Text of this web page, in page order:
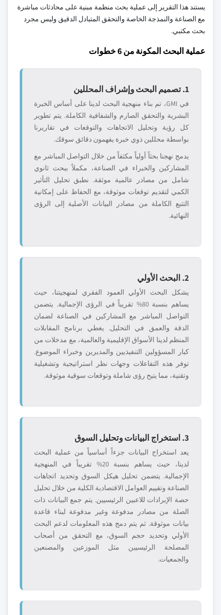
يستند هذا التقرير إلى عملية بحث منظمة مبنية على محادثات مباشرة
مع الصناعة والنمذجة الخاصة والتحقق المتبادل الدقيق وليس مجرد
بحث مكتبي.
عملية البحث المكونة من 6 خطوات
1. تصميم البحث وإشراف المحللين
في GMI، تم بناء منهجية البحث لدينا على أساس الخبرة
البشرية والتحقق الصارم والشفافية الكاملة. يتم تطوير
كل رؤية وتحليل الاتجاهات والتوقعات في تقاريرنا
بواسطة محللين ذوي خبرة يفهمون دقائق سوقك.
يدمج نهجنا بحثاً أولياً مكثفاً من خلال التواصل المباشر مع
المشاركين والخبراء في الصناعة، مكملاً ببحث ثانوي
شامل من مصادر عالمية موثقة. نطبق تحليل التأثير
الكمي لتقديم توقعات موثوقة، مع الحفاظ على إمكانية
التتبع الكاملة من مصادر البيانات الأصلية إلى الرؤى
النهائية.
2. البحث الأولي
يشكل البحث الأولي العمود الفقري لمنهجيتنا، حيث
يساهم بنسبة 80% تقريباً في الرؤى الإجمالية. يتضمن
التواصل المباشر مع المشاركين في الصناعة لضمان
الدقة والعمق في التحليل. يغطي برنامج المقابلات
المنظم لدينا الأسواق الإقليمية والعالمية، مع مدخلات من
كبار المسؤولين التنفيذيين والمديرين وخبراء الموضوع.
توفر هذه التفاعلات وجهات نظر استراتيجية وتشغيلية
وتقنية، مما يتيح رؤى شاملة وتوقعات سوقية موثوقة.
3. استخراج البيانات وتحليل السوق
يعد استخراج البيانات جزءاً أساسياً من عملية البحث
لدينا، حيث يساهم بنسبة 20% تقريباً في المنهجية
الإجمالية. يتضمن تحليل هيكل السوق وتحديد اتجاهات
الصناعة وتقييم العوامل الاقتصادية الكلية من خلال تحليل
حصة الإيرادات للاعبين الرئيسيين. يتم جمع البيانات ذات
الصلة من مصادر مدفوعة وغير مدفوعة لبناء قاعدة
بيانات موثوقة. ثم يتم دمج هذه المعلومات لدعم البحث
الأولي وتحديد حجم السوق، مع التحقق من أصحاب
المصلحة الرئيسيين مثل الموزعين والمصنعين
والجمعيات.